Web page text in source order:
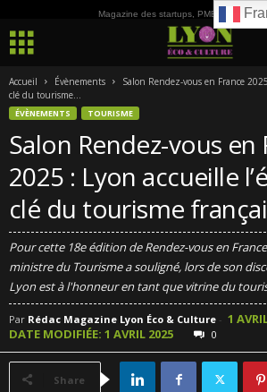
Magazine des startups, PME, ETI et de
Accueil Évènements
Salon Rendez-vous en France
clé du tourisme...
ÉVÈNEMENTS TOURISME
Salon Rendez-vous en
2025 : Lyon accueille
clé du tourisme
Pour cette 18e édition de Rendez-vous en
ministre du Tourisme a souligné, lors de son
Lyon est à l'honneur en tant que vitrine du
Par Rédac Magazine Lyon Éco & Culture - 1
DATE MODIFIÉE: 1 AVRIL 2025
0
Share